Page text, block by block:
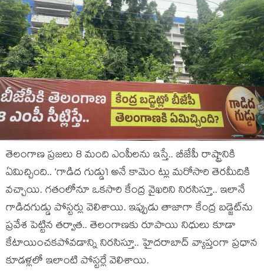
తెలంగాణ ప్ర‌జ‌లు 8 మంది ఎంపీల‌ను ఇస్తే.. బీజేపీ రాష్ట్రానికి
ఏమిచ్చింది.. ‘గాడిద గుడ్డు’! అనే కామెం ట్లు మ‌రోసారి తెర‌మీదికి
వ‌చ్చాయి. గ‌తంలోనూ ఒక‌సారి కేంద్ర వైఖ‌రిని నిర‌సిస్తూ.. ఇలానే
గాడిద‌గుడ్డు పోస్ట‌ర్లు వెలిశాయి. ఇప్పుడు తాజాగా కేంద్ర బ‌డ్జెట్‌ను
ప్ర‌వేశ పెట్టిన త‌ర్వాత‌.. తెలంగాణ‌కు రూపాయి నిధులు కూడా
కేటాయించ‌క‌పోవ‌డాన్ని నిర‌సిస్తూ.. హైద‌రాబాద్ వ్యాప్తంగా ప్ర‌ధాన
కూడ‌ళ్ల‌లో ఇలాంటి పోస్ట‌ర్లే వెలిశాయి.